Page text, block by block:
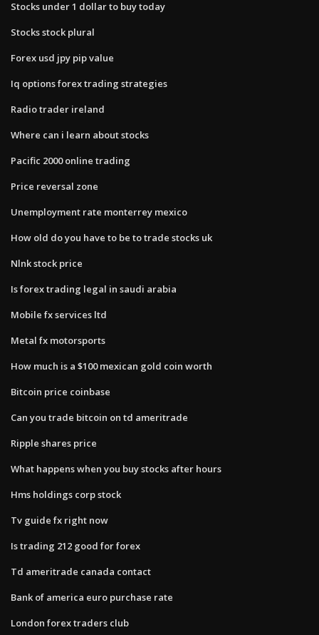
Stocks under 1 dollar to buy today
Stocks stock plural
Forex usd jpy pip value
Iq options forex trading strategies
Radio trader ireland
Where can i learn about stocks
Pacific 2000 online trading
Price reversal zone
Unemployment rate monterrey mexico
How old do you have to be to trade stocks uk
Nlnk stock price
Is forex trading legal in saudi arabia
Mobile fx services ltd
Metal fx motorsports
How much is a $100 mexican gold coin worth
Bitcoin price coinbase
Can you trade bitcoin on td ameritrade
Ripple shares price
What happens when you buy stocks after hours
Hms holdings corp stock
Tv guide fx right now
Is trading 212 good for forex
Td ameritrade canada contact
Bank of america euro purchase rate
London forex traders club